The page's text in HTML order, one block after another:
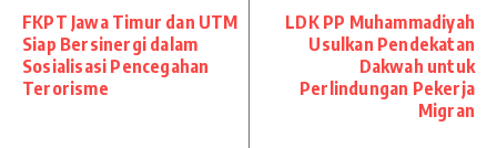
FKPT Jawa Timur dan UTM
Siap Bersinergi dalam
Sosialisasi Pencegahan
Terorisme
LDK PP Muhammadiyah
Usulkan Pendekatan
Dakwah untuk
Perlindungan Pekerja
Migran